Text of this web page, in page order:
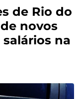
de Rio do
novos
na